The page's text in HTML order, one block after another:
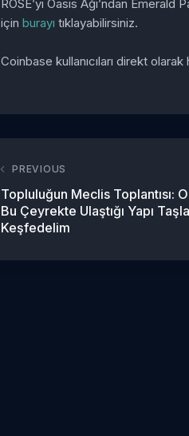
ROSE’yi Oasis Ağı’ndan Emerald
için burayı tıklayabilirsiniz.
Coinbase kullanıcıları direkt
PREVIOUS
Topluluğun Meclis Toplantısı:
Bu Çeyrekte Ulaştığı Yapı
Keşfedelim